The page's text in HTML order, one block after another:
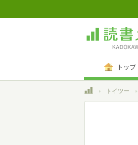
トップ
トップトイツー